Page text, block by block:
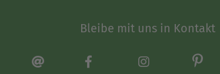
Bleibe mit uns in Kontakt